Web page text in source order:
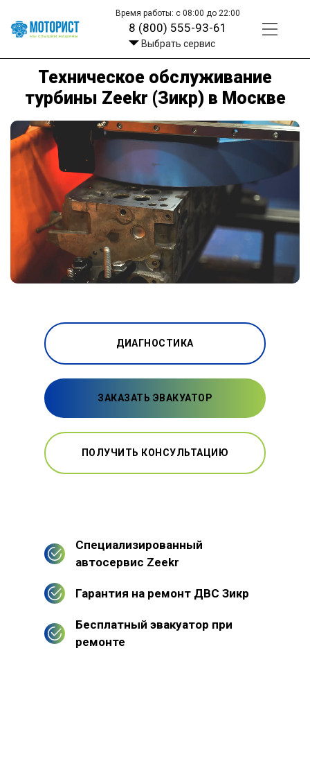
Время работы: с 08:00 до 22:00
8 (800) 555-93-61
Выбрать сервис
Техническое обслуживание
турбины Zeekr (Зикр) в Москве
ДИАГНОСТИКА
ЗАКАЗАТЬ ЭВАКУАТОР
ПОЛУЧИТЬ КОНСУЛЬТАЦИЮ
Специализированный
автосервис Zeekr
Гарантия на ремонт ДВС Зикр
Бесплатный эвакуатор при
ремонте